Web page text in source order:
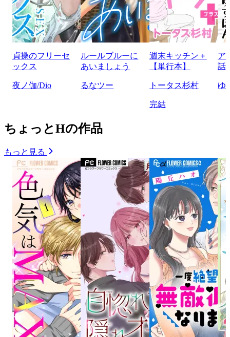
貞操のフリーセ
ックス
夜ノ伽/Dio
ルールブルーに
あいましょう
るなツー
週末キッチン＋
【単行本】
トータス杉村
完結
ア
話
ゆ
ちょっとHの作品
もっと見る